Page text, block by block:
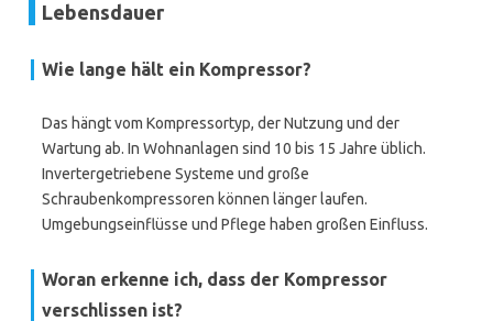
Lebensdauer
Wie lange hält ein Kompressor?
Das hängt vom Kompressortyp, der Nutzung und der
Wartung ab. In Wohnanlagen sind 10 bis 15 Jahre üblich.
Invertergetriebene Systeme und große
Schraubenkompressoren können länger laufen.
Umgebungseinflüsse und Pflege haben großen Einfluss.
Woran erkenne ich, dass der Kompressor
verschlissen ist?